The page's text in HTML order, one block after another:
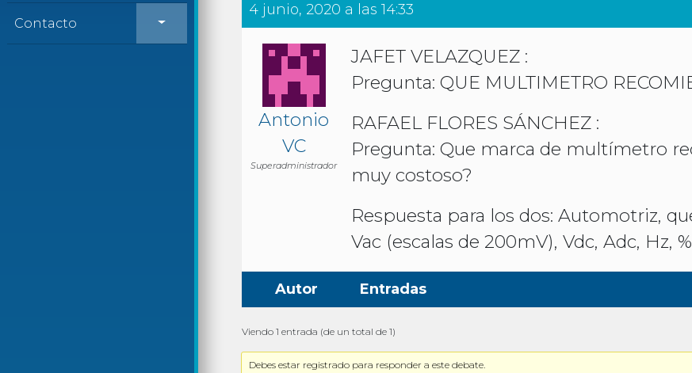
Contacto
4 junio, 2020 a las 14:33
Antonio
VC
Superadministrador
JAFET VELAZQUEZ :
Pregunta: QUE MULTIMETRO
RAFAEL FLORES SÁNCHEZ :
Pregunta: Que marca de multímetro
muy costoso?
Respuesta para los dos: Automotriz,
Vac (escalas de 200mV), Vdc, Adc, Hz,
Autor Entradas
Viendo 1 entrada (de un total de 1)
Debes estar registrado para responder a este debate.